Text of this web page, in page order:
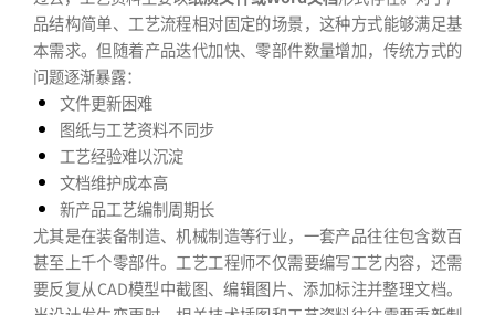
品结构简单、工艺流程相对固定的场景，这种方式能够满足基
本需求。但随着产品迭代加快、零部件数量增加，传统方式的
问题逐渐暴露：
文件更新困难
图纸与工艺资料不同步
工艺经验难以沉淀
文档维护成本高
新产品工艺编制周期长
尤其是在装备制造、机械制造等行业，一套产品往往包含数百
甚至上千个零部件。工艺工程师不仅需要编写工艺内容，还需
要反复从CAD模型中截图、编辑图片、添加标注并整理文档。